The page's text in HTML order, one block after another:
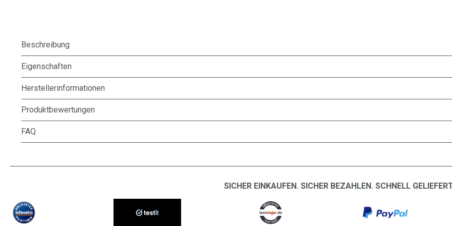
Beschreibung
Eigenschaften
Herstellerinformationen
Produktbewertungen
FAQ
SICHER EINKAUFEN. SICHER BEZAHLEN. SCHNELL